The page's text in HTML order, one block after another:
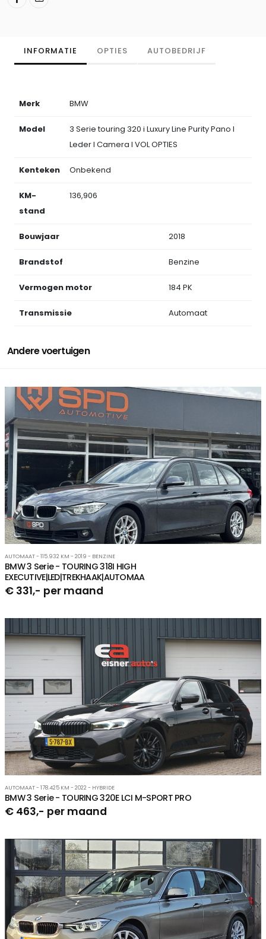
INFORMATIE OPTIES AUTOBEDRIJF
Merk BMW
Model
3 Serie touring 320 i Luxury Line Purity Pano l
Leder l Camera l VOL OPTIES
Kenteken Onbekend
KM-
stand
136,906
Bouwjaar 2018
Brandstof Benzine
Vermogen motor 184 PK
Transmissie Automaat
Andere voertuigen
AUTOMAAT - 115.932 KM - 2019 - BENZINE
BMW 3 Serie - TOURING 318I HIGH
EXECUTIVE|LED|TREKHAAK|AUTOMAA
€ 331,- per maand
AUTOMAAT - 178.425 KM - 2022 - HYBRIDE
BMW 3 Serie - TOURING 320E LCI M-SPORT PRO
€ 463,- per maand